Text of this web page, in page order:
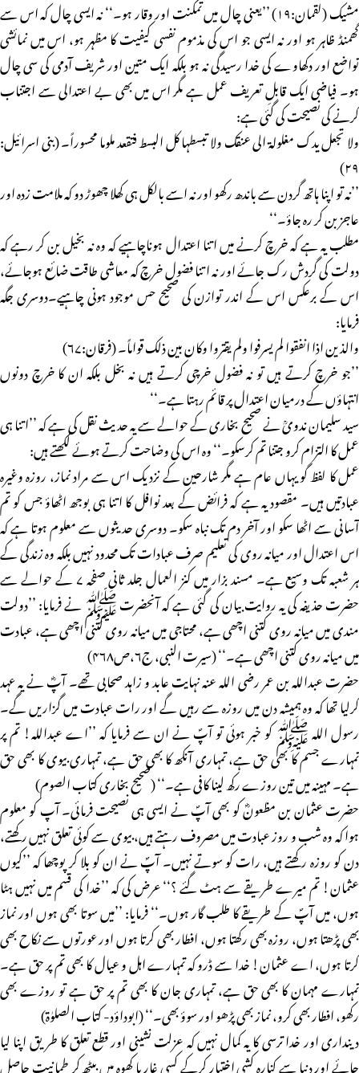
مشیک (لقمان:۱۹) ’’یعنی چال میں تمکنت اور وقار ہو۔‘‘ نہ ایسی چال کہ اس سے
گھمنڈ ظاہر ہو اور نہ ایسی جو اس کی مذموم نفسی کیفیت کا مظہر ہو، اس میں نمائشی
تواضع اور دکھاوے کی خدا رسیدگی نہ ہو بلکہ ایک متین اور شریف آدمی کی سی چال
ہو۔ فیاضی ایک قابلِ تعریف عمل ہے مگر اس میں بھی بے اعتدالی سے اجتناب
کرنے کی نصیحت کی گئی ہے:
ولا تجعل یدک مغلولۃ الی عنقک ولا تبسطہا کل البسط فتقعد ملوما محسوراً۔ (بنی اسرائیل:
۲۹)
’’نہ تو اپنا ہاتھ گردن سے باندھ رکھو اور نہ اسے بالکل ہی کھلا چھوڑ دو کہ ملامت زدہ اور
عاجز بن کر رہ جاؤ۔‘‘
مطلب یہ ہے کہ خرچ کرنے میں اتنا اعتدال ہوناچاہیے کہ وہ نہ بخیل بن کر رہے کہ
دولت کی گردش رک جائے اور نہ اتنا فضول خرچ کہ معاشی طاقت ضائع ہوجائے،
اس کے برعکس اس کے اندر توازن کی صحیح حس موجود ہونی چاہیے۔دوسری جگہ
فرمایا:
والذین اذا انفقوا لم یسرفوا ولم یقتروا وکان بین ذلک قواماً۔ (فرقان:۶۷)
’’جو خرچ کرتے ہیں تو نہ فضول خرچی کرتے ہیں نہ بخل بلکہ ان کا خرچ دونوں
انتہاؤں کے درمیان اعتدال پر قائم رہتا ہے۔‘‘
سید سلیمان ندویؒ نے صحیح بخاری کے حوالے سے یہ حدیث نقل کی ہے کہ ’’اتنا ہی
عمل کا التزام کرو جتنا تم کرسکو۔‘‘ وہ اس کی وضاحت کرتے ہوئے لکھتے ہیں:
عمل کا لفظ گو یہاں عام ہے مگر شارحین کے نزدیک اس سے مراد نماز، روزہ وغیرہ
عبادتیں ہیں۔ مقصود یہ ہے کہ فرائض کے بعد نوافل کا اتنا ہی بوجھ اٹھاؤ جس کو تم
آسانی سے اٹھا سکو اور آخر دم تک نباہ سکو۔ دوسری حدیثوں سے معلوم ہوتا ہے کہ
اس اعتدال اور میانہ روی کی تعلیم صرف عبادات تک محدود نہیں بلکہ وہ زندگی کے
ہر شعبہ تک وسیع ہے۔ مسند بزار میں کنز العمال جلد ثانی صفحہ ۷ کے حوالے سے
حضرت حذیفہ کی یہ روایت بیان کی گئی ہے کہ آنحضرت ﷺ نے فرمایا: ’’دولت
مندی میں میانہ روی کتنی اچھی ہے، محتاجی میں میانہ روی کتنی اچھی ہے، عبادت
میں میانہ روی کتنی اچھی ہے۔‘‘ (سیرت النبی، ج۶،ص۴۶۸)
حضرت عبداللہ بن عمر رضی اللہ عنہ نہایت عابد و زاہد صحابی تھے۔ آپؓ نے یہ عہد
کرلیا تھا کہ وہ ہمیشہ دن میں روزہ سے رہیں گے اور رات عبادت میں گزاریں گے۔
رسول اللہ ﷺ کو خبر ہوئی تو آپؐ نے ان سے فرمایا کہ ’’اے عبداللہ! تم پر
تمہارے جسم کا بھی حق ہے، تمہاری آنکھ کا بھی حق ہے، تمہاری بیوی کا بھی حق
ہے۔ مہینہ میں تین روزے رکھ لینا کافی ہے۔‘‘ (صحیح بخاری کتاب الصوم)
حضرت عثمان بن مظعونؓ کو بھی آپؐ نے ایسی ہی نصیحت فرمائی۔ آپ کو معلوم
ہوا کہ وہ شب و روز عبادت میں مصروف رہتے ہیں، بیوی سے کوئی تعلق نہیں رکھتے،
دن کو روزہ رکھتے ہیں، رات کو سوتے نہیں۔ آپؐ نے ان کو بلا کر پوچھا کہ ’’کیوں
عثمان! تم میرے طریقے سے ہٹ گئے ؟‘‘ عرض کی کہ ’’خدا کی قسم میں نہیں ہٹا
ہوں، میں آپؐ کے طریقے کا طلب گار ہوں۔‘‘ فرمایا: ’’میں سوتا بھی ہوں اور نماز
بھی پڑھتا ہوں، روزہ بھی رکھتا ہوں، افطار بھی کرتا ہوں اور عورتوں سے نکاح بھی
کرتا ہوں، اے عثمان! خدا سے ڈرو کہ تمہارے اہل و عیال کا بھی تم پر حق ہے۔
تمہارے مہمان کا بھی حق ہے، تمہاری جان کا بھی تم پر حق ہے تو روزے بھی
رکھو، افطار بھی کرو، نماز بھی پڑھو اور سوؤ بھی۔‘‘ (ابوداؤد- کتاب الصلوٰۃ)
دینداری اور خدا ترسی کا یہ کمال نہیں کہ عزلت نشینی اور قطع تعلق کا طریق اپنا لیا
جائے اور دنیا سے کنارہ کشی اختیار کرکے کسی غار یا کھوہ میں بیٹھ کر طمانیت حاصل